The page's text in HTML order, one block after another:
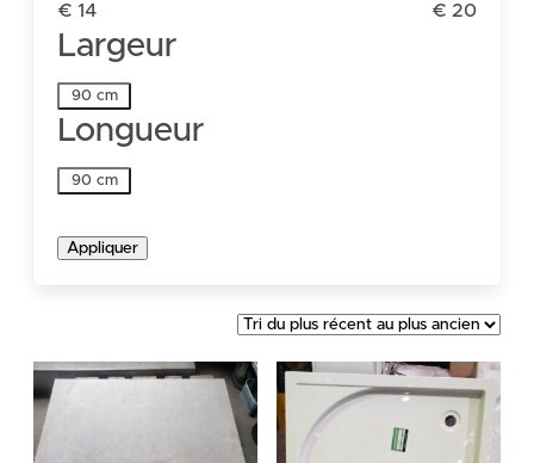
€ 14 € 20
Largeur
Largeur
90 cm
Longueur
Longueur
90 cm
Appliquer